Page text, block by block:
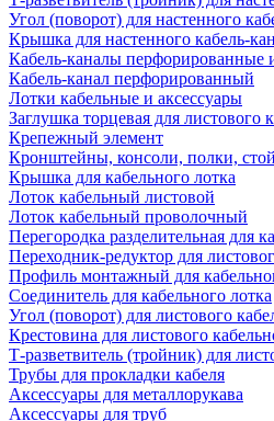
Угол (поворот) для настенного
Крышка для настенного кабель-
Кабель-каналы перфорированные
Кабель-канал перфорированный
Лотки кабельные и аксессуары
Заглушка торцевая для листового
Крепежный элемент
Кронштейны, консоли, полки,
Крышка для кабельного лотка
Лоток кабельный листовой
Лоток кабельный проволочный
Перегородка разделительная для
Переходник-редуктор для
Профиль монтажный для
Соединитель для кабельного лотка
Угол (поворот) для листового
Крестовина для листового
Т-разветвитель (тройник) для
Трубы для прокладки кабеля
Аксессуары для металлорукава
Аксессуары для труб